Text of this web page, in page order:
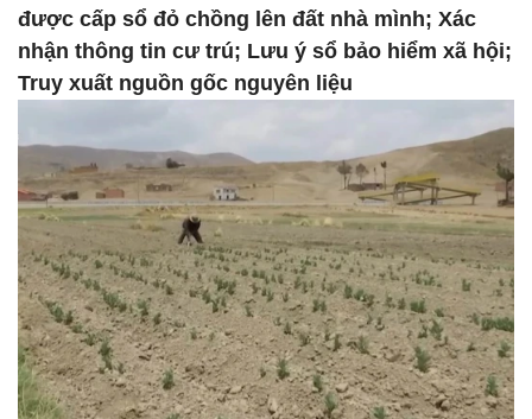
được cấp sổ đỏ chồng lên đất nhà mình; Xác
nhận thông tin cư trú; Lưu ý sổ bảo hiểm xã hội;
Truy xuất nguồn gốc nguyên liệu